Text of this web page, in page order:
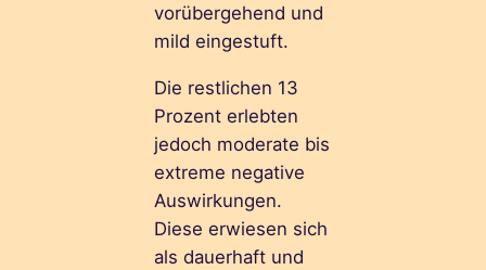
vorübergehend und
mild eingestuft.
Die restlichen 13
Prozent erlebten
jedoch moderate bis
extreme negative
Auswirkungen.
Diese erwiesen sich
als dauerhaft und